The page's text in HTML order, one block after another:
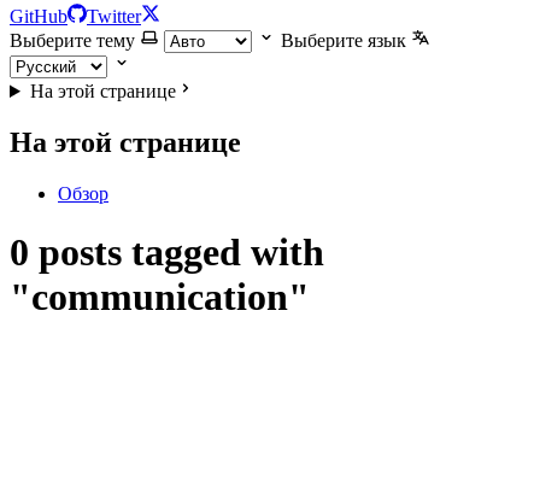
GitHub
Twitter
Выберите тему
Выберите язык
На этой странице
На этой странице
Обзор
0 posts tagged with
"communication"